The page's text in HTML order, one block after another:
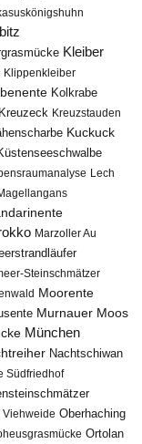
Kleiber
Klippenkleiber
Kolkrabe
Kreuzeck Kreuzstauden
Kuckuck
Lech
Marzoller Au
Steinschmätzer
Moorente
Murnauer Moos
München
Nachtschiwan
Südfriedhof
Viehweide Oberhaching
Ortolan